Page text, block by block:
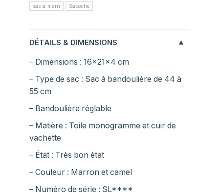
sac à main
Sacoche
DÉTAILS & DIMENSIONS
– Dimensions : 16x21x4 cm
– Type de sac : Sac à bandoulière de 44 à
55 cm
– Bandoulière réglable
– Matière : Toile monogramme et cuir de
vachette
– État : Très bon état
– Couleur : Marron et camel
– Numéro de série : SL****